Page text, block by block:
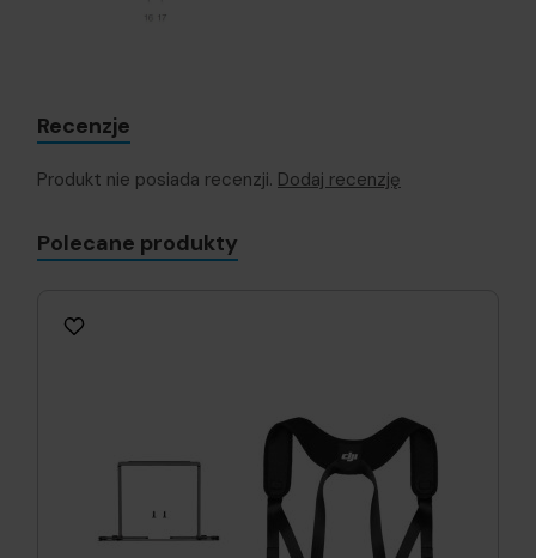
Recenzje
Produkt nie posiada recenzji. Dodaj recenzję
Polecane produkty